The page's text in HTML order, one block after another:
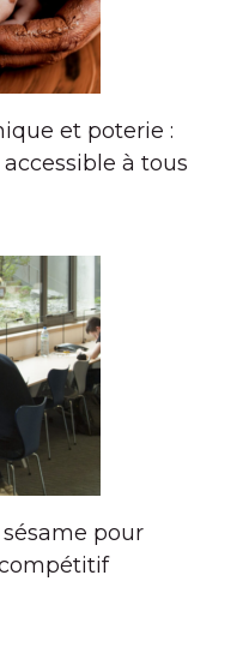
et poterie :
à tous
pour